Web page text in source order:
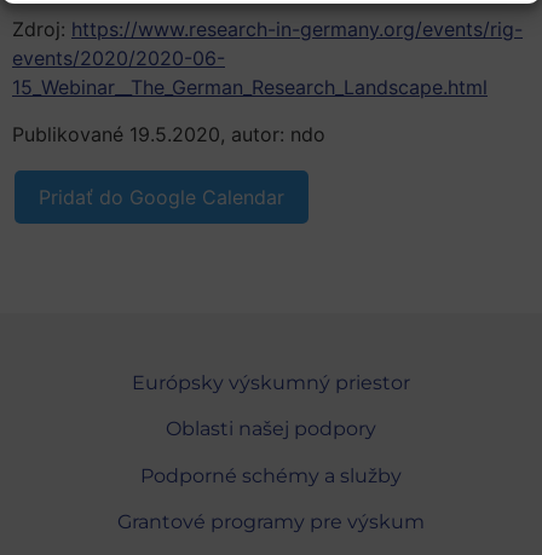
Zdroj: https://www.research-in-germany.org/events/rig-
events/2020/2020-06-
15_Webinar__The_German_Research_Landscape.html
Publikované 19.5.2020, autor: ndo
Pridať do Google Calendar
Európsky výskumný priestor
Oblasti našej podpory
Podporné schémy a služby
Grantové programy pre výskum